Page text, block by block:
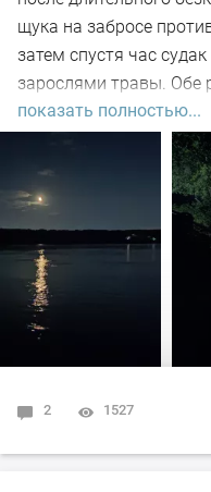
щука на забросе
затем спустя час
зарослями травы. Обе
и при чистке
дальнейших поклёвок.
показать полностью...
2 1527